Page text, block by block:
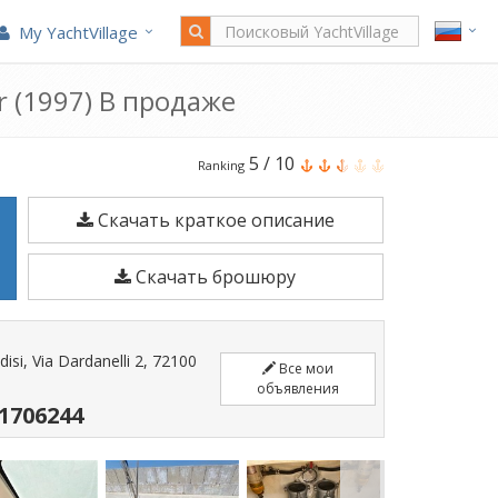
My YachtVillage
(1997) В продаже
Portofino
Marine
750
Spider
является
9
Моторная
лодка
построено
в
Ranking 5 / 10
Скачать краткое описание
Скачать брошюру
Via Dardanelli 2, 72100
Все мои
объявления